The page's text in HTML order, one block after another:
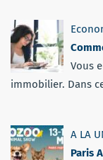
Vous
immobilier. Dans
A LA
Paris